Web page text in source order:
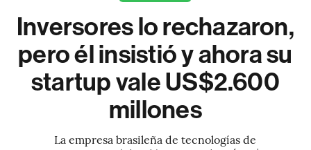
Inversores lo rechazaron,
pero él insistió y ahora su
startup vale US$2.600
millones
La empresa brasileña de tecnologías de